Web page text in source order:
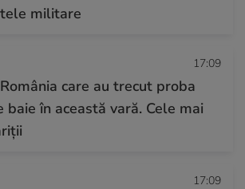
militare
17:09
care au trecut proba
baie în această vară. Cele mai
17:09